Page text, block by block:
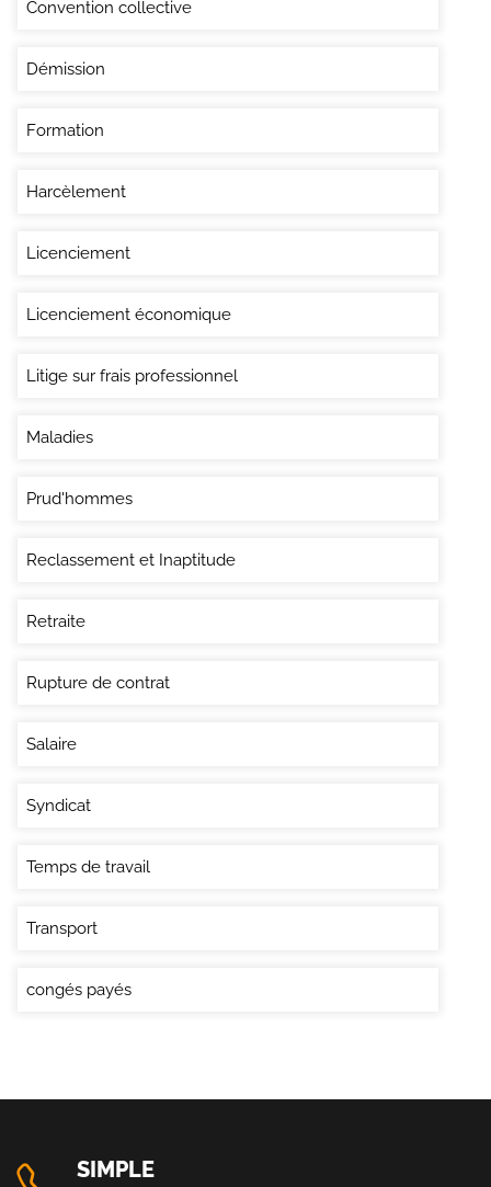
Convention collective
Démission
Formation
Harcèlement
Licenciement
Licenciement économique
Litige sur frais professionnel
Maladies
Prud'hommes
Reclassement et Inaptitude
Retraite
Rupture de contrat
Salaire
Syndicat
Temps de travail
Transport
congés payés
SIMPLE